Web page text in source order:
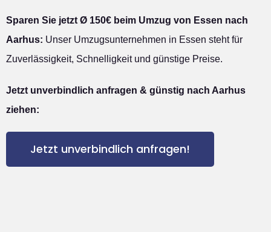
Sparen Sie jetzt Ø 150€ beim Umzug von Essen nach
Aarhus: Unser Umzugsunternehmen in Essen steht für
Zuverlässigkeit, Schnelligkeit und günstige Preise.
Jetzt unverbindlich anfragen & günstig nach Aarhus
ziehen:
Jetzt unverbindlich anfragen!